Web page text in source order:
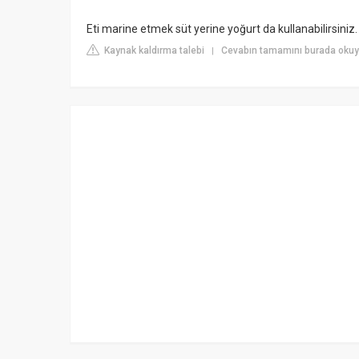
Eti marine etmek süt yerine yoğurt da kullanabilirsiniz.
Kaynak kaldırma talebi | Cevabın tamamını burada